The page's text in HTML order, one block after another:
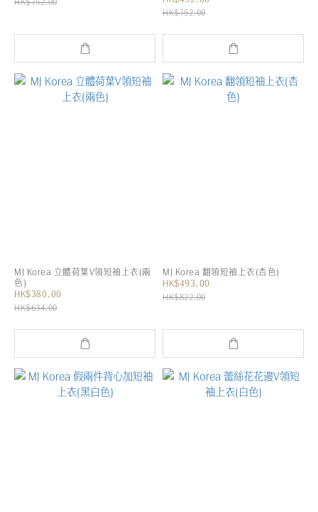
HK$752.00
MJ Korea 立體荷葉V領短袖上衣(兩
色)
HK$380.00
HK$634.00
MJ Korea 翻領短袖上衣(杏色)
HK$493.00
HK$822.00